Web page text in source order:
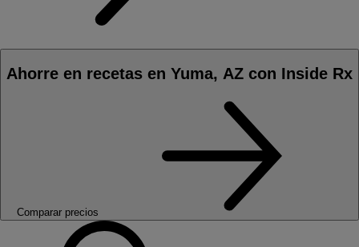
Ahorre en recetas en Yuma, AZ con Inside Rx
Comparar precios